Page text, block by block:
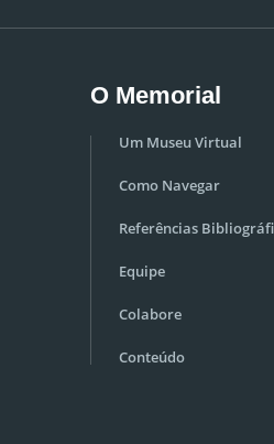
O Memorial
Um Museu Virtual
Como Navegar
Referências
Equipe
Colabore
Conteúdo